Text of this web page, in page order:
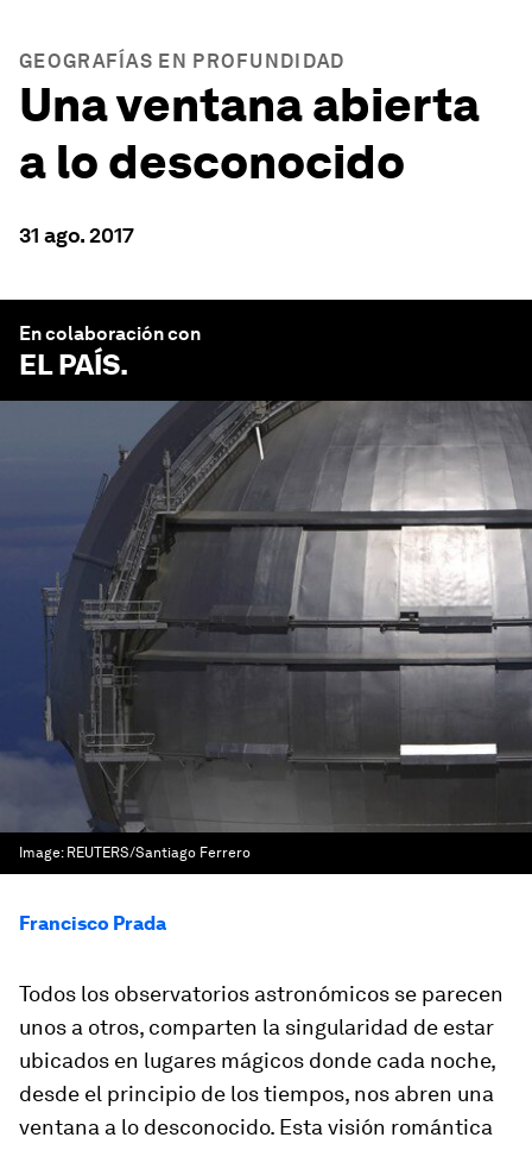
GEOGRAFÍAS EN PROFUNDIDAD
Una ventana abierta
a lo desconocido
31 ago. 2017
En colaboración con
EL PAÍS.
Image: REUTERS/Santiago Ferrero
Francisco Prada
Todos los observatorios astronómicos se parecen
unos a otros, comparten la singularidad de estar
ubicados en lugares mágicos donde cada noche,
desde el principio de los tiempos, nos abren una
ventana a lo desconocido. Esta visión romántica